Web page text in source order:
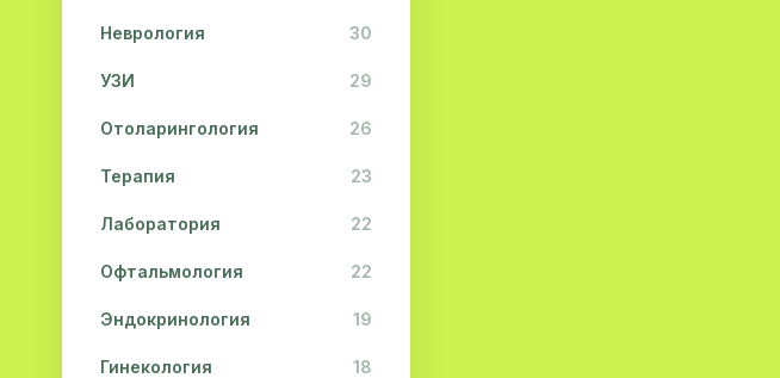
Неврология 30
УЗИ 29
Отоларингология 26
Терапия 23
Лаборатория 22
Офтальмология 22
Эндокринология 19
Гинекология 18